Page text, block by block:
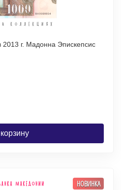
г. Мадонна Эпискепсис
НОВИНКА